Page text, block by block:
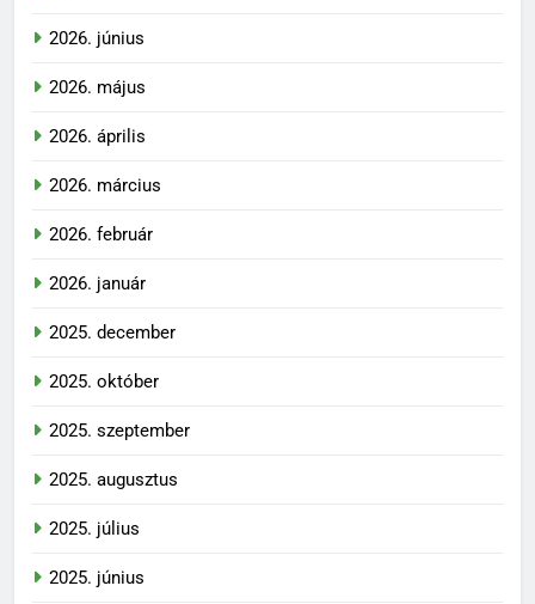
2026. június
2026. május
2026. április
2026. március
2026. február
2026. január
2025. december
2025. október
2025. szeptember
2025. augusztus
2025. július
2025. június